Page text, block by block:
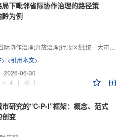
下毗邻省际协作治理的路径策
黔为例
际协作治理;开放治理;行政区划;统一大市场;新发展格局
<引用本文>
2026-06-30
4 | 1
市研究的“C-P-I”框架：概念、范式
创变